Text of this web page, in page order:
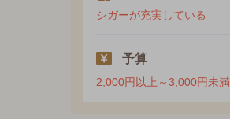
シガーが充実している
予算
2,000円以上～3,000円未満